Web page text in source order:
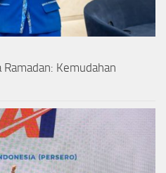
Kemudahan